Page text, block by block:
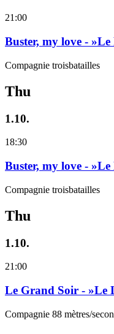
21:00
Buster, my love -
Compagnie troisbatailles
Thu
1.10.
18:30
Buster, my love -
Compagnie troisbatailles
Thu
1.10.
21:00
Le Grand Soir - »Le
Compagnie 88 mètres/